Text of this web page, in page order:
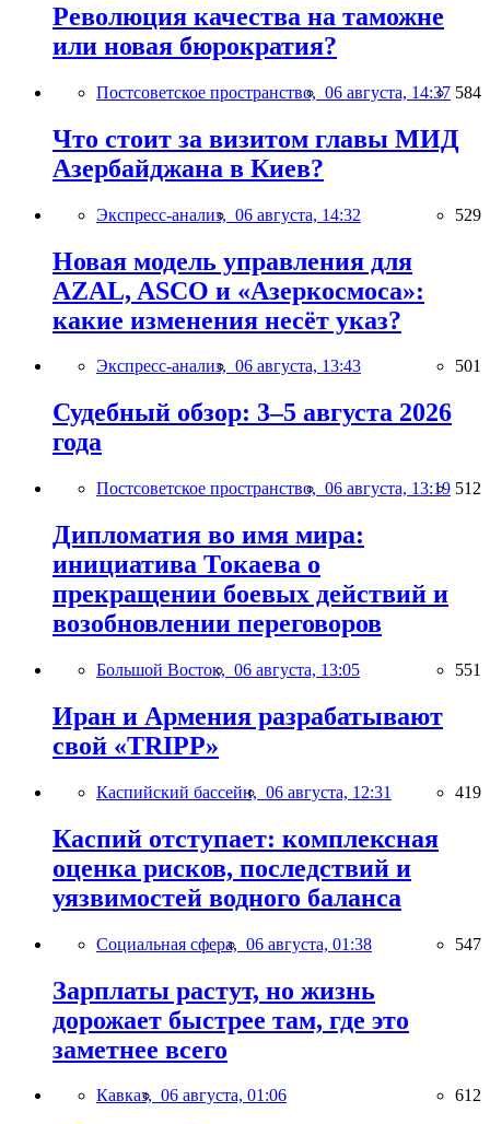
Революция качества на таможне
или новая бюрократия?
Постсоветское пространство, 06 августа, 14:37 584
Что стоит за визитом главы МИД
Азербайджана в Киев?
Экспресс-анализ, 06 августа, 14:32 529
Новая модель управления для
AZAL, ASCO и «Азеркосмоса»:
какие изменения несёт указ?
Экспресс-анализ, 06 августа, 13:43 501
Судебный обзор: 3–5 августа 2026
года
Постсоветское пространство, 06 августа, 13:19 512
Дипломатия во имя мира:
инициатива Токаева о
прекращении боевых действий и
возобновлении переговоров
Большой Восток, 06 августа, 13:05 551
Иран и Армения разрабатывают
свой «TRIPP»
Каспийский бассейн, 06 августа, 12:31 419
Каспий отступает: комплексная
оценка рисков, последствий и
уязвимостей водного баланса
Социальная сфера, 06 августа, 01:38 547
Зарплаты растут, но жизнь
дорожает быстрее там, где это
заметнее всего
Кавказ, 06 августа, 01:06 612